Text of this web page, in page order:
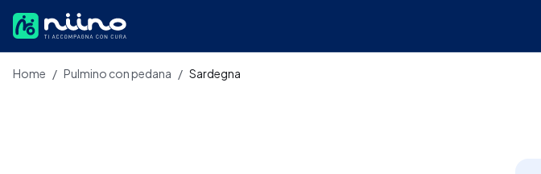
Home / Pulmino con pedana / Sardegna